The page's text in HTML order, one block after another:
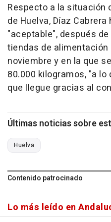
Respecto a la situación
de Huelva, Díaz
"aceptable", después
tiendas de alimentación
noviembre y en la que
80.000 kilogramos, "a
que llegue gracias al
Últimas noticias sobre
Huelva
Contenido patrocinado
Lo más leído en